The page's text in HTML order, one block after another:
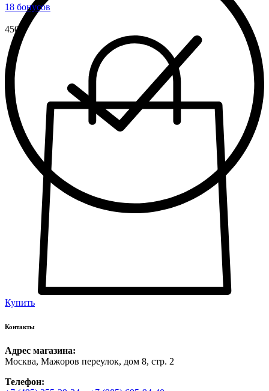
18 бонусов
450 ₽
Купить
Контакты
Адрес магазина:
Москва, Мажоров переулок, дом 8, стр. 2
Телефон: